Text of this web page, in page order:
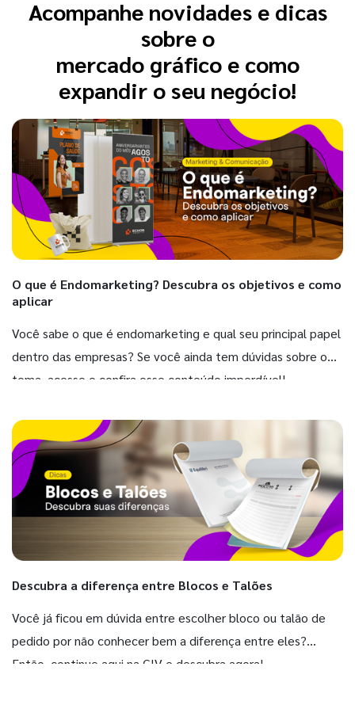
Acompanhe novidades e dicas
sobre o
mercado gráfico e como
expandir o seu negócio!
O que é Endomarketing? Descubra os objetivos e como
aplicar
Você sabe o que é endomarketing e qual seu principal papel
dentro das empresas? Se você ainda tem dúvidas sobre o
tema, acesse e confira esse conteúdo imperdível!
Descubra a diferença entre Blocos e Talões
Você já ficou em dúvida entre escolher bloco ou talão de
pedido por não conhecer bem a diferença entre eles?
Então, continue aqui na GIV e descubra agora!